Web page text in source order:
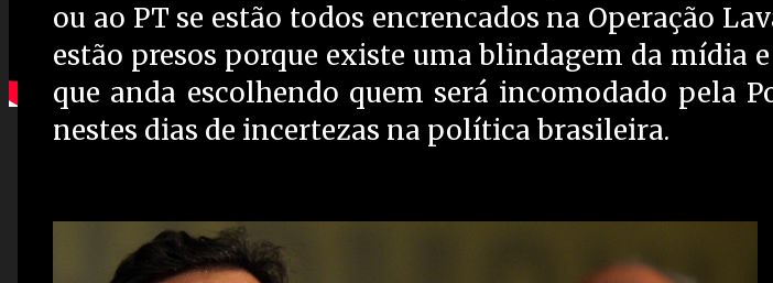
ou ao PT se estão todos encrencados na Operação
estão presos porque existe uma blindagem da mídia
que anda escolhendo quem será incomodado pela
nestes dias de incertezas na política brasileira.